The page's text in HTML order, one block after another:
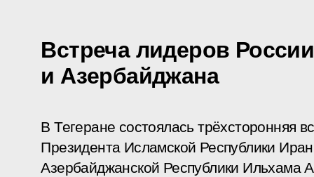
Встреча лидеров
и Азербайджана
В Тегеране состоялась трёхсторонняя
Президента Исламской Республики
Азербайджанской Республики Ильхама